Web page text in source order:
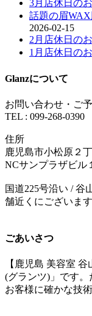
3月店休日の
話題の眉
2026-02-15
2月店休日の
1月店休日の
Glanzについて
お問い合わせ・ご
TEL : 099-268-0390
住所
鹿児島市小松原２
NCサンプラザビル
国道225号沿い / 谷
舗近くにございます
ごあいさつ
【鹿児島 美容室
(グランツ)」です。
お客様に確かな技